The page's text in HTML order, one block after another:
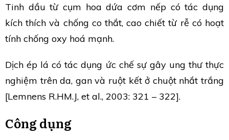
Tinh dầu từ cụm hoa dứa cơm nếp có tác dụng
kích thích và chống co thắt, cao chiết từ rễ có hoạt
tính chống oxy hoá mạnh.
Dịch ép lá có tác dụng ức chế sự gây ung thư thực
nghiệm trên da, gan và ruột kết ở chuột nhắt trắng
[Lemnens R.HM.J, et al., 2003: 321 – 322].
Công dụng